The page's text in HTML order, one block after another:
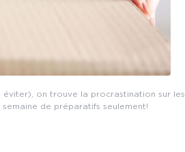
éviter), on trouve la procrastination sur les
de préparatifs seulement!